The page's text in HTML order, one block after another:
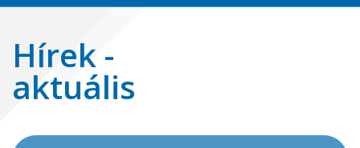
Hírek -
aktuális